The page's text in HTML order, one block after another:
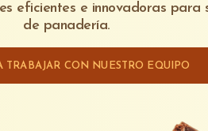
eficientes e innovadoras para
de panadería.
TRABAJAR CON NUESTRO EQUIPO